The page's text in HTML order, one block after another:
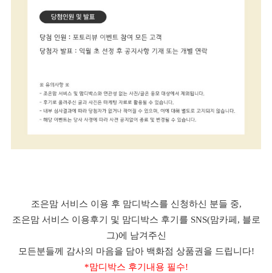
조은맘 서비스 이용 후 맘디박스를 신청하신 분들 중,
조은맘 서비스 이용후기 및 맘디박스 후기를 SNS(맘카페, 블로
그)에 남겨주신
모든분들께 감사의 마음을 담아 백화점 상품권을 드립니다!
*맘디박스 후기내용 필수!